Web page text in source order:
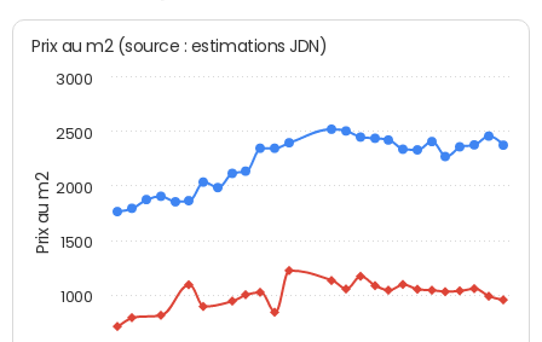
Prix au m2
Prix au m2 (source : estimations JDN)
1000
1500
2000
2500
3000